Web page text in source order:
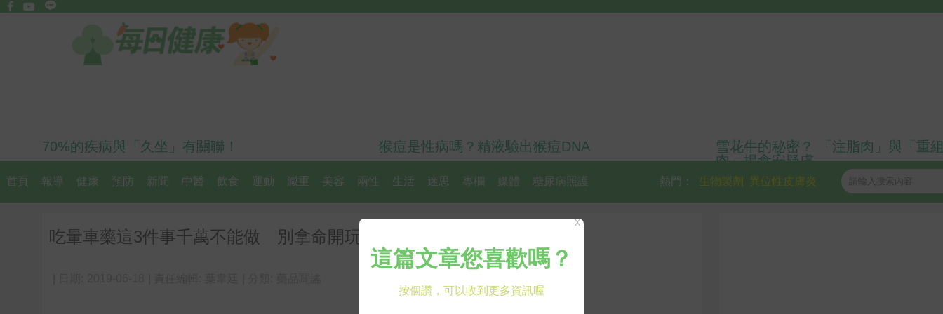
70%的疾病與「久坐」有關聯！ 猴痘是性病嗎？精液驗出猴痘DNA
雪花牛的秘密？ 「注脂肉」與「重
肉」揭食安疑慮
首頁 報導 健康 預防 新聞 中醫 飲食 運動 減重 美容 兩性 生活 迷思 專欄 媒體 糖尿病照護 異位性皮膚炎
生物製劑
熱門：
吃暈車藥這3件事千萬不能做 別拿命開玩笑，旁人也應阻止！
X